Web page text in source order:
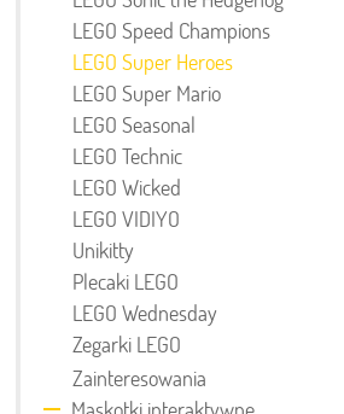
LEGO Speed Champions
LEGO Super Heroes
LEGO Super Mario
LEGO Seasonal
LEGO Technic
LEGO Wicked
LEGO VIDIYO
Unikitty
Plecaki LEGO
LEGO Wednesday
Zegarki LEGO
Zainteresowania